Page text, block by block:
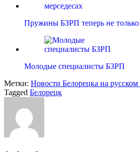
Пружины БЗРП теперь не
Молодые специалисты БЗРП
Метки: Новости Белорецка на русском
Tagged Белорецк